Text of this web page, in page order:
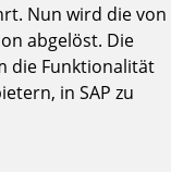
Nun wird die von
abgelöst. Die
die Funktionalität
in SAP zu